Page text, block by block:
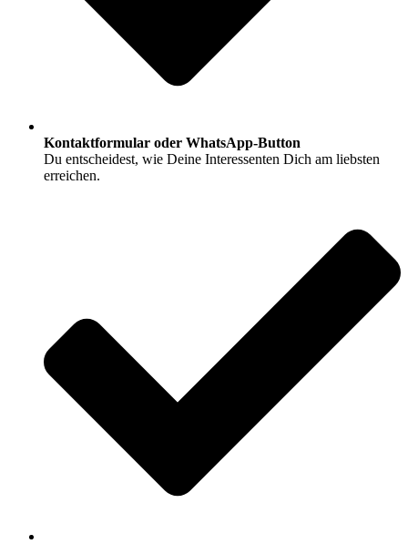
Kontaktformular oder WhatsApp-Button
Du entscheidest, wie Deine Interessenten Dich am liebsten
erreichen.